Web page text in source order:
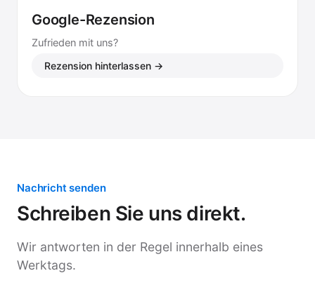
Google-Rezension
Zufrieden mit uns?
Rezension hinterlassen →
Nachricht senden
Schreiben Sie uns direkt.
Wir antworten in der Regel innerhalb eines
Werktags.